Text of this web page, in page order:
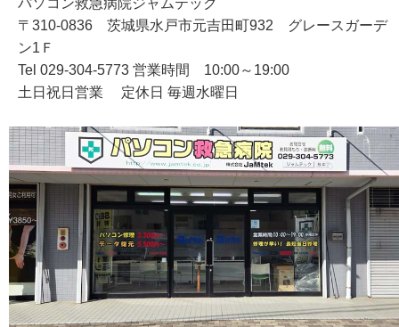
〒310-0836 茨城県水戸市元吉田町932 グレースガーデ
ン1Ｆ
Tel 029-304-5773 営業時間 10:00～19:00
土日祝日営業 定休日 毎週水曜日